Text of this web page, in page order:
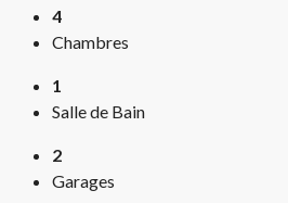
4
Chambres
1
Salle de Bain
2
Garages